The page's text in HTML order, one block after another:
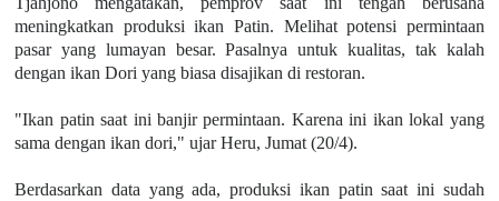
meningkatkan produksi ikan Patin. Melihat potensi permintaan
pasar yang lumayan besar. Pasalnya untuk kualitas, tak kalah
dengan ikan Dori yang biasa disajikan di restoran.
"Ikan patin saat ini banjir permintaan. Karena ini ikan lokal yang
sama dengan ikan dori," ujar Heru, Jumat (20/4).
Berdasarkan data yang ada, produksi ikan patin saat ini sudah